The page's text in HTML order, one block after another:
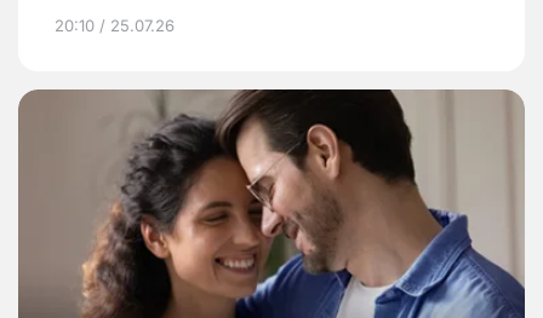
20:10 / 25.07.26